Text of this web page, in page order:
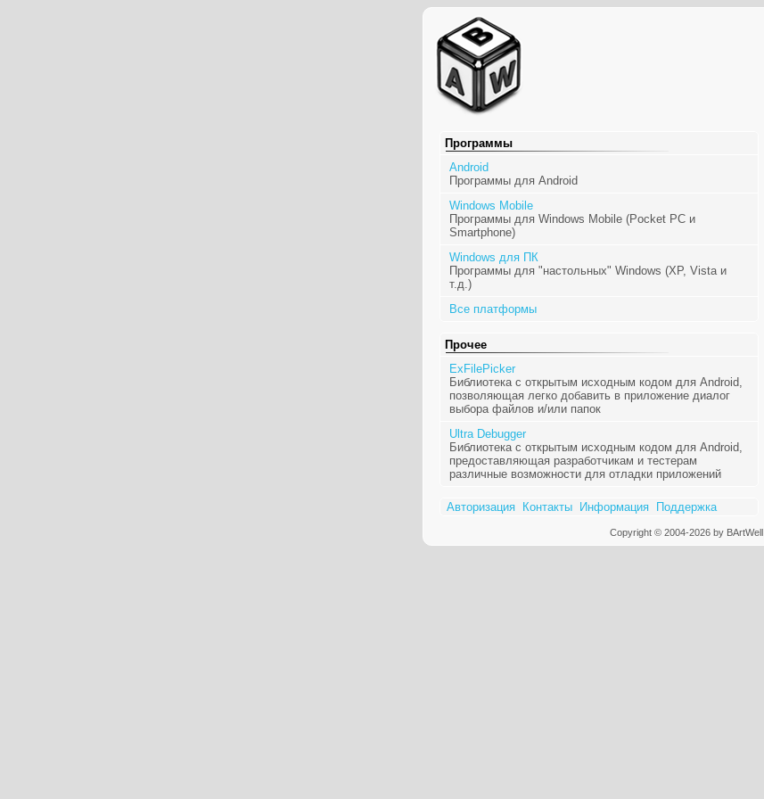
Программы
Android
Программы для Android
Windows Mobile
Программы для Windows Mobile (Pocket PC и
Smartphone)
Windows для ПК
Программы для "настольных" Windows (XP, Vista и
т.д.)
Все платформы
Прочее
ExFilePicker
Библиотека с открытым исходным кодом для Android,
позволяющая легко добавить в приложение диалог
выбора файлов и/или папок
Ultra Debugger
Библиотека с открытым исходным кодом для Android,
предоставляющая разработчикам и тестерам
различные возможности для отладки приложений
Авторизация Контакты Информация Поддержка
Copyright © 2004-2026 by BArtWell